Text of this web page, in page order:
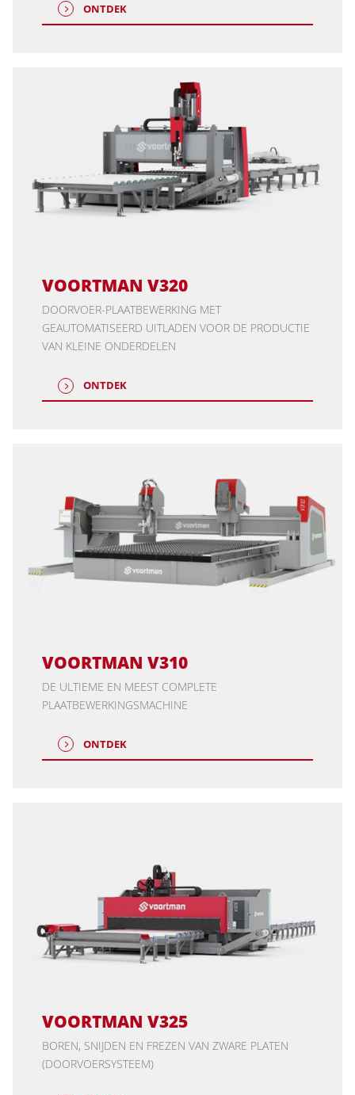
ONTDEK
VOORTMAN V320
DOORVOER-PLAATBEWERKING MET
GEAUTOMATISEERD UITLADEN VOOR DE PRODUCTIE
VAN KLEINE ONDERDELEN
ONTDEK
VOORTMAN V310
DE ULTIEME EN MEEST COMPLETE
PLAATBEWERKINGSMACHINE
ONTDEK
VOORTMAN V325
BOREN, SNIJDEN EN FREZEN VAN ZWARE PLATEN
(DOORVOERSYSTEEM)